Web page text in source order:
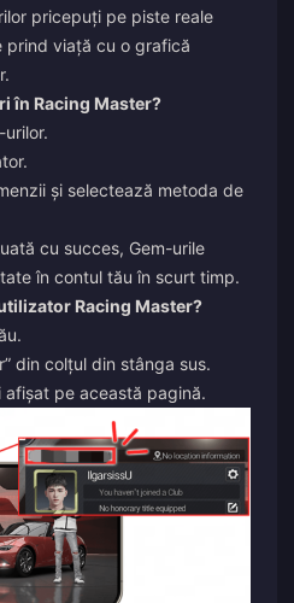
pricepuți pe piste reale
prind viață cu o grafică
în Racing Master?
și selectează metoda de
cu succes, Gem-urile
în contul tău în scurt timp.
Racing Master?
din colțul din stânga sus.
pe această pagină.